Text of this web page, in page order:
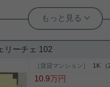
根津ホーム株式会社 本店） スタッ
ユニットバス 平坦地
ズマンション。 こんなお部
屋が２段に分かれてます。
を分ける事も可能です。 おしゃれなお部屋と、充実
リーチェ 102
［賃貸マンション］ 1K （
10.9万円